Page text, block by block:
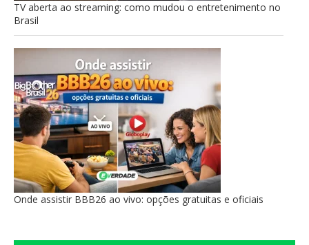
TV aberta ao streaming: como mudou o entretenimento no
Brasil
Onde assistir BBB26 ao vivo: opções gratuitas e oficiais